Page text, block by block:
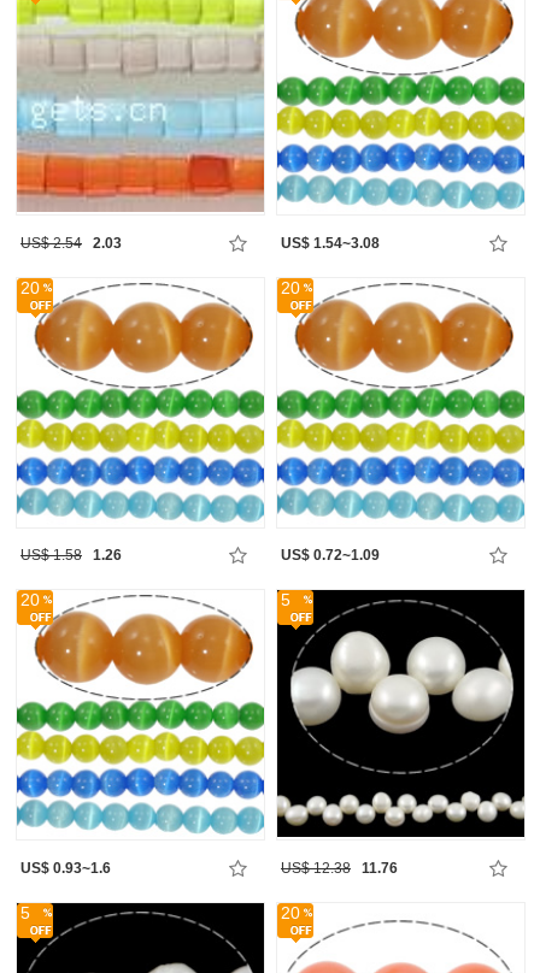
US$ 2.54 2.03 US$ 1.54~3.08
20
US$ 1.58 1.26
20
US$ 0.72~1.09
20
US$ 0.93~1.6
5
US$ 12.38 11.76
5 20